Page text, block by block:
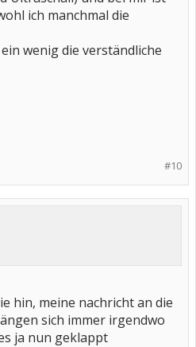
ich manchmal die
wenig die verständliche
#10
hin, meine nachricht an die
sich immer irgendwo
ja nun geklappt